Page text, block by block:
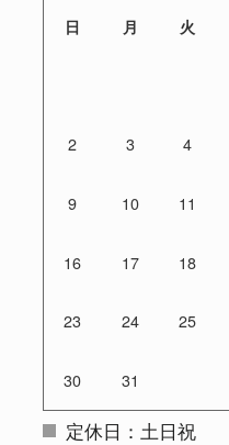
日 月 火
2 3 4
9 10 11
16 17 18
23 24 25
30 31
定休日：土日祝